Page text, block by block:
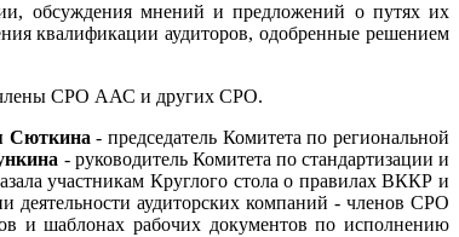
обсуждения мнений и предложений о путях их
квалификации аудиторов, одобренные решением
члены СРО ААС и других СРО.
Сюткина - председатель Комитета по региональной
- руководитель Комитета по стандартизации и
участникам Круглого стола о правилах ВККР и
деятельности аудиторских компаний - членов СРО
и шаблонах рабочих документов по исполнению